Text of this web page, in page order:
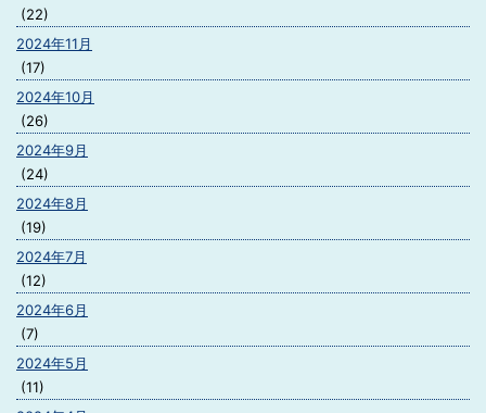
(22)
2024年11月
(17)
2024年10月
(26)
2024年9月
(24)
2024年8月
(19)
2024年7月
(12)
2024年6月
(7)
2024年5月
(11)